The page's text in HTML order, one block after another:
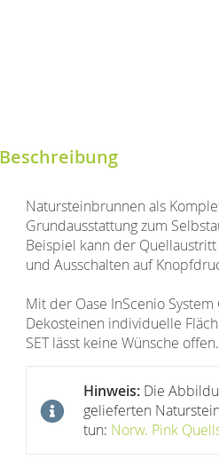
Beschreibung
Natursteinbrunnen als
Grundausstattung zum
Beispiel kann der
und Ausschalten auf
Mit der Oase InScenio
Dekosteinen individuelle
SET lässt keine Wünsche offen.
Hinweis: Die
gelieferten
tun: Norw. Pink